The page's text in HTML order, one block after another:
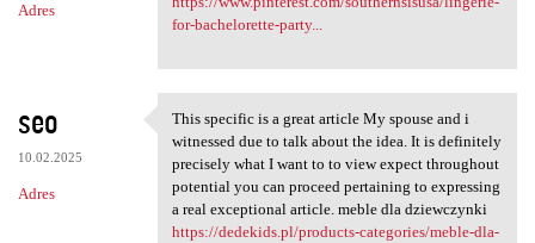
Adres
for-bachelorette-party...
seo
10.02.2025
Adres
This specific is a great
This specific is a great article My spouse and i
witnessed due to talk about the idea. It is definitely
precisely what I want to to view expect throughout
potential you can proceed pertaining to expressing
a real exceptional article. meble dla dziewczynki
https://dedekids.pl/products-categories/meble-dla-